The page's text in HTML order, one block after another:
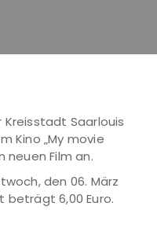
Saarlouis
Kino „My movie
neuen Film an.
den 06. März
beträgt 6,00 Euro.